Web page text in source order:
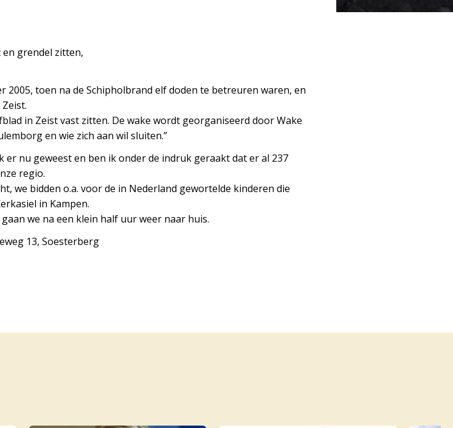
grendel zitten,
2005, toen na de Schipholbrand elf doden te betreuren waren, en
in Zeist vast zitten. De wake wordt georganiseerd door Wake
en wie zich aan wil sluiten.”
er nu geweest en ben ik onder de indruk geraakt dat er al 237
regio.
we bidden o.a. voor de in Nederland gewortelde kinderen die
in Kampen.
we na een klein half uur weer naar huis.
13, Soesterberg